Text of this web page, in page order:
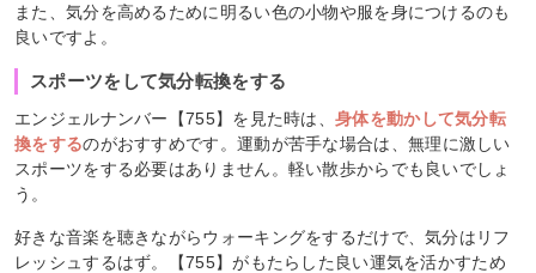
また、気分を高めるために明るい色の小物や服を身につけるのも
良いですよ。
スポーツをして気分転換をする
エンジェルナンバー【755】を見た時は、 身体を動かして気分転
換をするのがおすすめです。運動が苦手な場合は、無理に激しい
スポーツをする必要はありません。軽い散歩からでも良いでしょ
う。
好きな音楽を聴きながらウォーキングをするだけで、気分はリフ
レッシュするはず。【755】がもたらした良い運気を活かすため